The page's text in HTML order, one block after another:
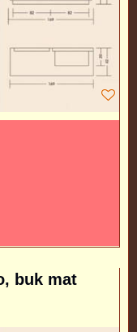
buk mat